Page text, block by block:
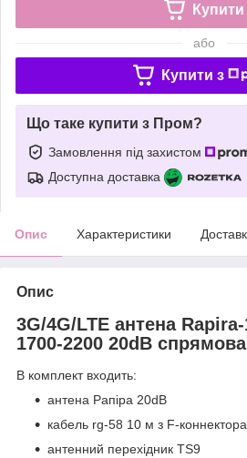
Купити
або
Купити з
Що таке купити з Пром?
Замовлення під захистом
Доступна доставка
Опис Характеристики
Опис
3G/4G/LTE антена
1700-2200 20dB
В комплект входить:
антена Рапіра 20dB
кабель rg-58 10 м з F-
антенний перехідник TS9